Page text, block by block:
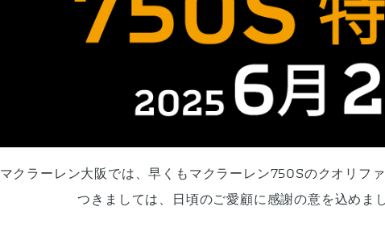
マクラーレン大阪では、早くもマクラーレン750Sのクオリフ
つきましては、日頃のご愛顧に感謝の意を込めま